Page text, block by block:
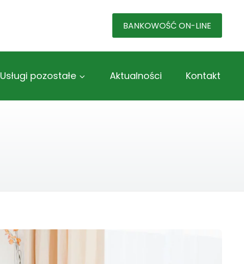
BANKOWOŚĆ ON-LINE
Usługi pozostałe Aktualności Kontakt